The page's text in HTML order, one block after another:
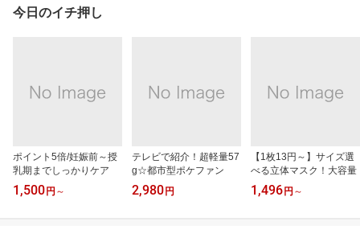
今日のイチ押し
ポイント5倍/妊娠前～授
乳期までしっかりケア
1,500 円 ～
テレビで紹介！超軽量57
g☆都市型ポケファン
2,980 円
【1枚13円～】サイズ選
べる立体マスク！大容量
1,496 円 ～